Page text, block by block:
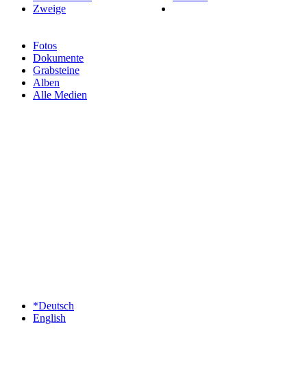
Fotos
Dokumente
Grabsteine
Alben
Alle Medien
Zweige
*Deutsch
English